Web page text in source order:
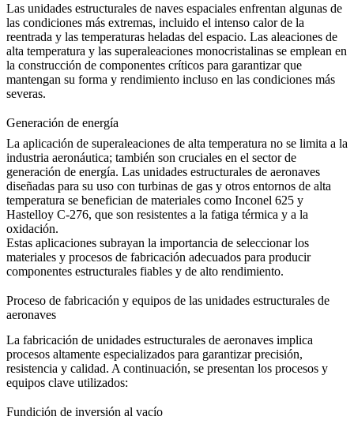
Las unidades estructurales de naves espaciales enfrentan algunas de
las condiciones más extremas, incluido el intenso calor de la
reentrada y las temperaturas heladas del espacio. Las aleaciones de
alta temperatura y las superaleaciones monocristalinas se emplean en
la construcción de componentes críticos para garantizar que
mantengan su forma y rendimiento incluso en las condiciones más
severas.
Generación de energía
La aplicación de superaleaciones de alta temperatura no se limita a la
industria aeronáutica; también son cruciales en el sector de
generación de energía. Las unidades estructurales de aeronaves
diseñadas para su uso con turbinas de gas y otros entornos de alta
temperatura se benefician de materiales como Inconel 625 y
Hastelloy C-276, que son resistentes a la fatiga térmica y a la
oxidación.
Estas aplicaciones subrayan la importancia de seleccionar los
materiales y procesos de fabricación adecuados para producir
componentes estructurales fiables y de alto rendimiento.
Proceso de fabricación y equipos de las unidades estructurales de
aeronaves
La fabricación de unidades estructurales de aeronaves implica
procesos altamente especializados para garantizar precisión,
resistencia y calidad. A continuación, se presentan los procesos y
equipos clave utilizados:
Fundición de inversión al vacío